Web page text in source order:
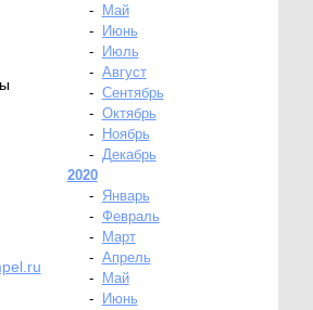
-
Май
-
Июнь
-
Июль
- Август
- Сентябрь
- Октябрь
-
Ноябрь
- Декабрь
2020
-
Январь
- Февраль
-
Март
- Апрель
-
Май
-
Июнь